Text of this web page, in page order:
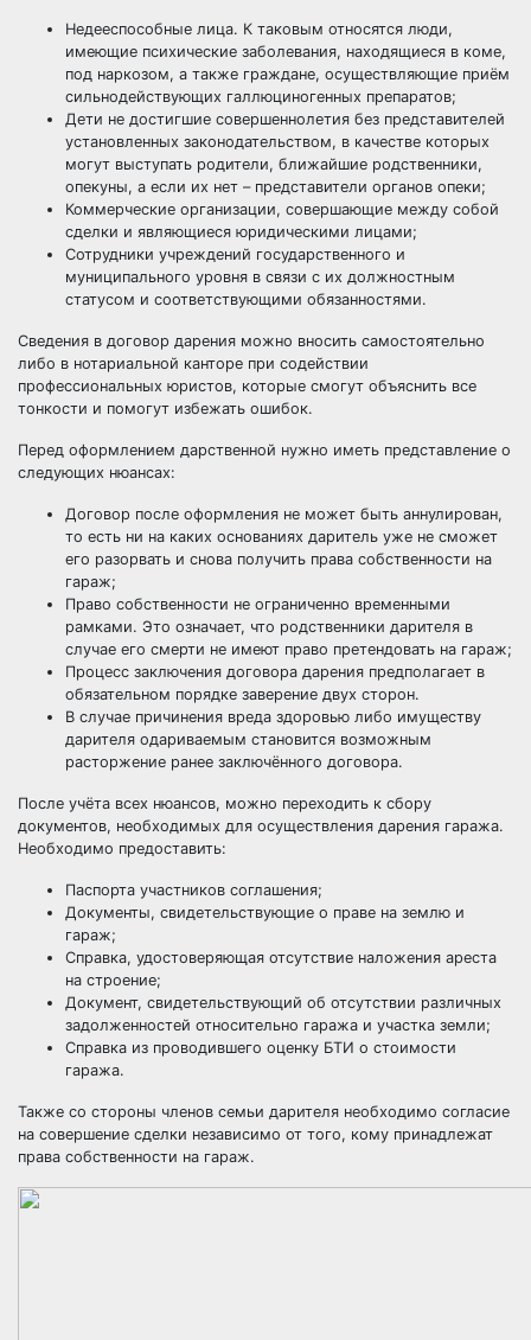
Недееспособные лица. К таковым относятся люди,
имеющие психические заболевания, находящиеся в коме,
под наркозом, а также граждане, осуществляющие приём
сильнодействующих галлюциногенных препаратов;
Дети не достигшие совершеннолетия без представителей
установленных законодательством, в качестве которых
могут выступать родители, ближайшие родственники,
опекуны, а если их нет – представители органов опеки;
Коммерческие организации, совершающие между собой
сделки и являющиеся юридическими лицами;
Сотрудники учреждений государственного и
муниципального уровня в связи с их должностным
статусом и соответствующими обязанностями.
Сведения в договор дарения можно вносить самостоятельно
либо в нотариальной канторе при содействии
профессиональных юристов, которые смогут объяснить все
тонкости и помогут избежать ошибок.
Перед оформлением дарственной нужно иметь представление о
следующих нюансах:
Договор после оформления не может быть аннулирован,
то есть ни на каких основаниях даритель уже не сможет
его разорвать и снова получить права собственности на
гараж;
Право собственности не ограниченно временными
рамками. Это означает, что родственники дарителя в
случае его смерти не имеют право претендовать на гараж;
Процесс заключения договора дарения предполагает в
обязательном порядке заверение двух сторон.
В случае причинения вреда здоровью либо имуществу
дарителя одариваемым становится возможным
расторжение ранее заключённого договора.
После учёта всех нюансов, можно переходить к сбору
документов, необходимых для осуществления дарения гаража.
Необходимо предоставить:
Паспорта участников соглашения;
Документы, свидетельствующие о праве на землю и
гараж;
Справка, удостоверяющая отсутствие наложения ареста
на строение;
Документ, свидетельствующий об отсутствии различных
задолженностей относительно гаража и участка земли;
Справка из проводившего оценку БТИ о стоимости
гаража.
Также со стороны членов семьи дарителя необходимо согласие
на совершение сделки независимо от того, кому принадлежат
права собственности на гараж.